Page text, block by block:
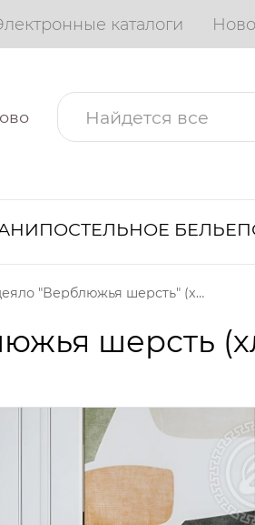
каталоги
ПОСТЕЛЬНОЕ БЕЛЬЕ
Одеяло "Верблюжья шерсть" (хлопок 100%)
шерсть